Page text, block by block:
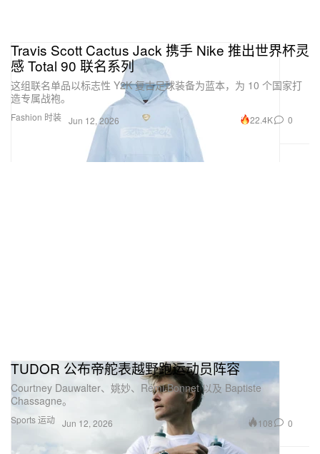
Fashion 时装
Travis Scott Cactus Jack 携手 Nike 推出世界杯灵
感 Total 90 联名系列
这组联名单品以标志性 Y2K 复古足球装备为蓝本，为 10 个国家打
造专属战袍。
Jun 12, 2026 22.4K 0
Sports 运动
TUDOR 公布帝舵表越野跑运动员阵容
Courtney Dauwalter、姚妙、Rémi Bonnet 以及 Baptiste
Chassagne。
Jun 12, 2026 108 0